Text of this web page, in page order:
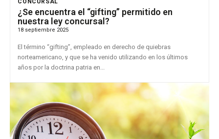
¿Se encuentra el “gifting” permitido en
nuestra ley concursal?
18 septiembre 2025
El término “gifting”, empleado en derecho de quiebras
norteamericano, y que se ha venido utilizando en los últimos
años por la doctrina patria en...